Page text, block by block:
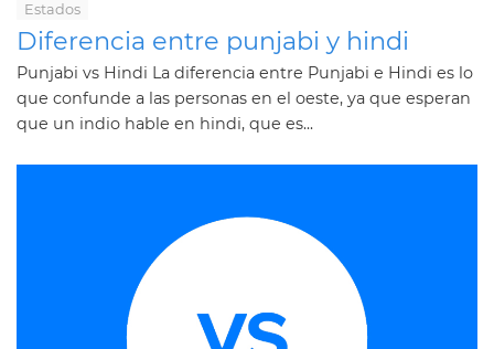
Estados
Diferencia entre punjabi y hindi
Punjabi vs Hindi La diferencia entre Punjabi e Hindi es lo
que confunde a las personas en el oeste, ya que esperan
que un indio hable en hindi, que es...